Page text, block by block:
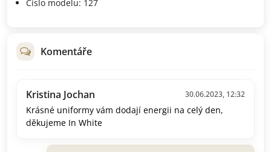
Číslo modelu: 127
Komentáře
Kristina Jochan 30.06.2023, 12:32
Krásné uniformy vám dodají energii na celý den,
děkujeme In White